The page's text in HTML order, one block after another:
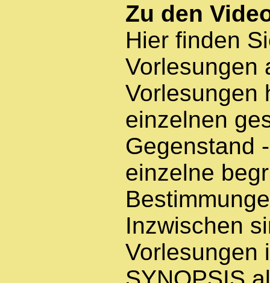
Zu den
Hier finden
Vorlesungen
Vorlesungen
einzelnen
Gegenstand
einzelne
Inzwischen
Vorlesungen